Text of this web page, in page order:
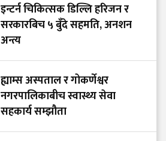
इन्टर्न चिकित्सक डिल्लि हरिजन र
सरकारबिच ५ बुँदे सहमति, अनशन
अन्त्य
ह्याम्स अस्पताल र गोकर्णेश्वर
नगरपालिकाबीच स्वास्थ्य सेवा
सहकार्य सम्झौता